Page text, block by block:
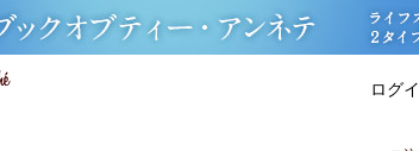
ログ